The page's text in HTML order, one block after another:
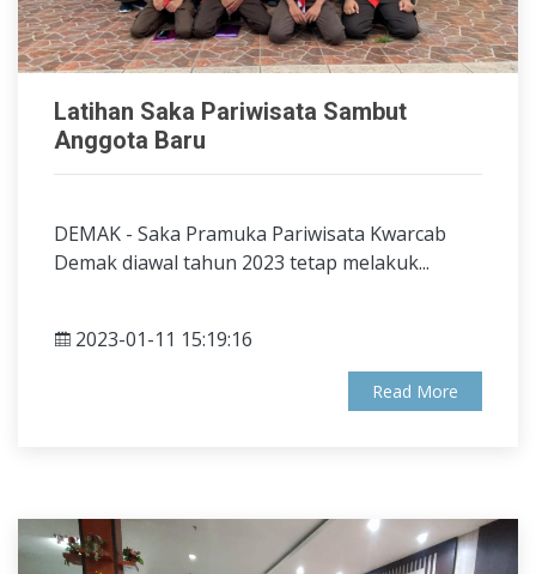
Latihan Saka Pariwisata Sambut
Anggota Baru
DEMAK - Saka Pramuka Pariwisata Kwarcab
Demak diawal tahun 2023 tetap melakuk...
2023-01-11 15:19:16
Read More